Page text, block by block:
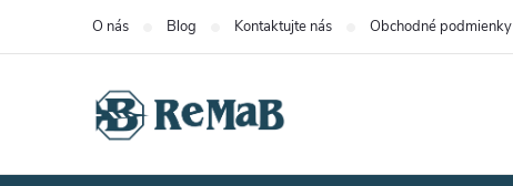
O nás Blog Kontaktujte nás Obchodné podmienky